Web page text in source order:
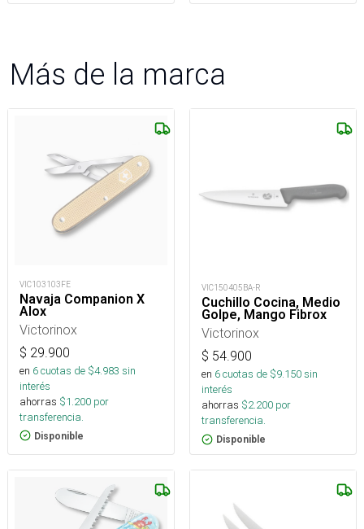
Más de la marca
VIC103103FE
Navaja Companion X
Alox
Victorinox
$ 29.900
en 6cuotas de $4.983 sin
interés
ahorras $1.200 por
transferencia.
Disponible
VIC150405BA-R
Cuchillo Cocina, Medio
Golpe, Mango Fibrox
Victorinox
$ 54.900
en 6cuotas de $9.150sin
interés
ahorras $2.200 por
transferencia.
Disponible